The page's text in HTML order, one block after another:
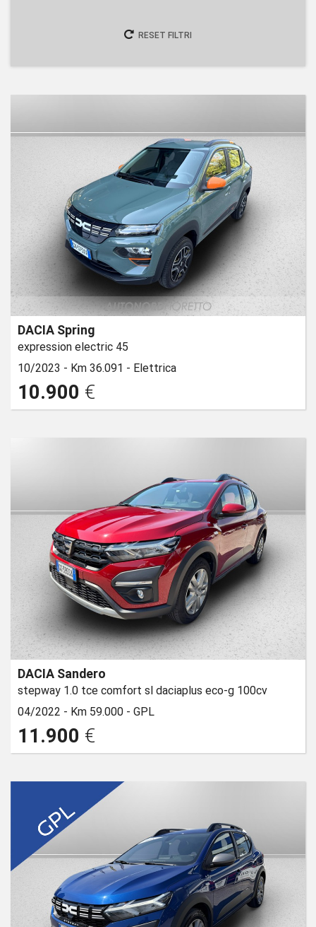
RESET FILTRI
DACIA Spring
expression electric 45
10/2023 - Km 36.091 - Elettrica
10.900 €
DACIA Sandero
stepway 1.0 tce comfort sl daciaplus eco-g 100cv
04/2022 - Km 59.000 - GPL
11.900 €